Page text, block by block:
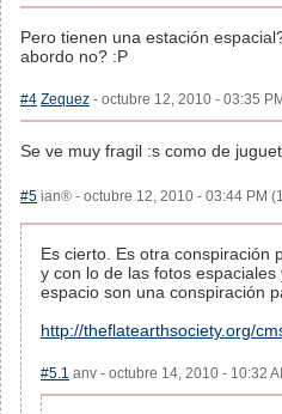
Pero tienen una estación
abordo no? :P
#4 Zequez - octubre 12, 2010 - 03:35
Se ve muy fragil :s como de
#5 ian® - octubre 12, 2010 - 03:44 PM
Es cierto. Es otra conspiración
y con lo de las fotos
espacio son una conspiración
http://theflatearthsociety.org/
#5.1 anv - octubre 14, 2010 - 10:32